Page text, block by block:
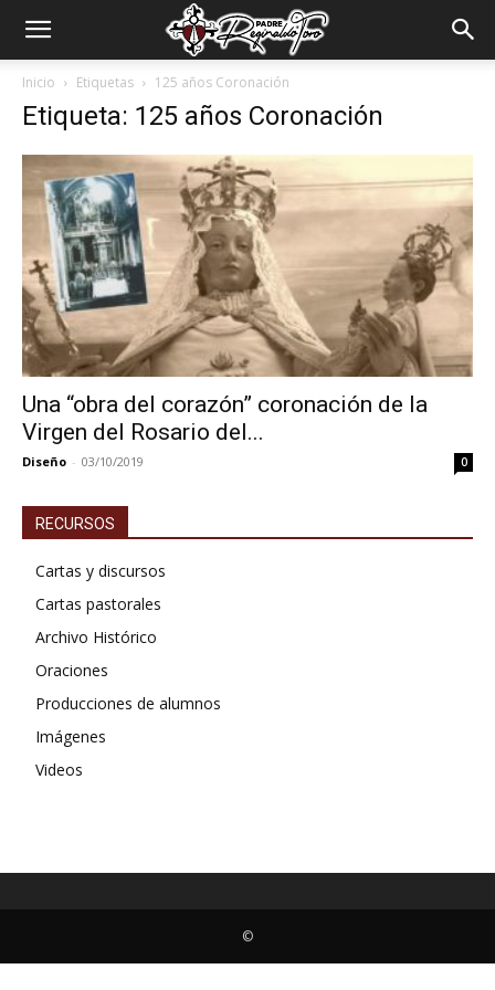
Padre
Reginaldo
Toro
Inicio Etiquetas 125 años Coronación
Etiqueta: 125 años Coronación
Una “obra del corazón” coronación de la
Virgen del Rosario del...
Diseño - 03/10/2019 0
RECURSOS
Cartas y discursos
Cartas pastorales
Archivo Histórico
Oraciones
Producciones de alumnos
Imágenes
Videos
©